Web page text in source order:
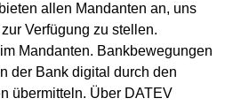
allen Mandanten an, uns
Verfügung zu stellen.
Mandanten. Bankbewegungen
der Bank digital durch den
übermitteln. Über DATEV